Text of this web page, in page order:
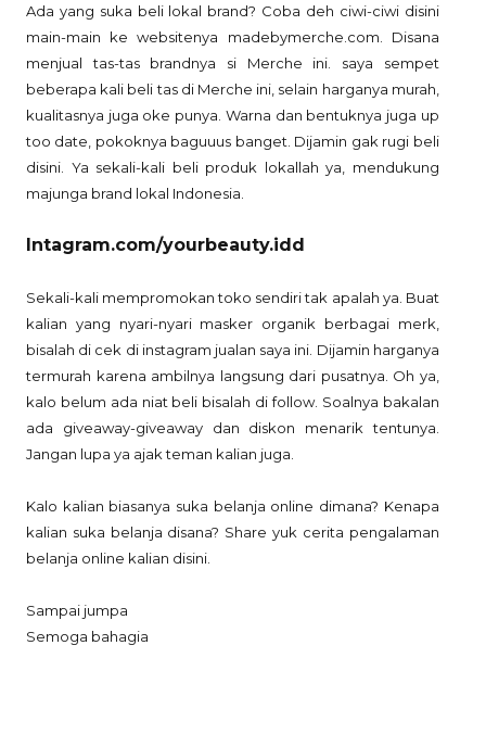
Ada yang suka beli lokal brand? Coba deh ciwi-ciwi disini
main-main ke websitenya madebymerche.com. Disana
menjual tas-tas brandnya si Merche ini. saya sempet
beberapa kali beli tas di Merche ini, selain harganya murah,
kualitasnya juga oke punya. Warna dan bentuknya juga up
too date, pokoknya baguuus banget. Dijamin gak rugi beli
disini. Ya sekali-kali beli produk lokallah ya, mendukung
majunga brand lokal Indonesia.
Intagram.com/yourbeauty.idd
Sekali-kali mempromokan toko sendiri tak apalah ya. Buat
kalian yang nyari-nyari masker organik berbagai merk,
bisalah di cek di instagram jualan saya ini. Dijamin harganya
termurah karena ambilnya langsung dari pusatnya. Oh ya,
kalo belum ada niat beli bisalah di follow. Soalnya bakalan
ada giveaway-giveaway dan diskon menarik tentunya.
Jangan lupa ya ajak teman kalian juga.
Kalo kalian biasanya suka belanja online dimana? Kenapa
kalian suka belanja disana? Share yuk cerita pengalaman
belanja online kalian disini.
Sampai jumpa
Semoga bahagia